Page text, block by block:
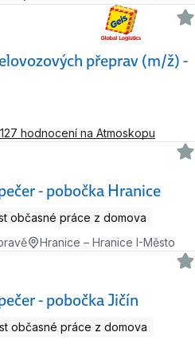
přeprav (m/ž) -
127 hodnocení na Atmoskopu
- pobočka Hranice
občasné práce z domova
Hranice – Hranice I-Město
- pobočka Jičín
občasné práce z domova